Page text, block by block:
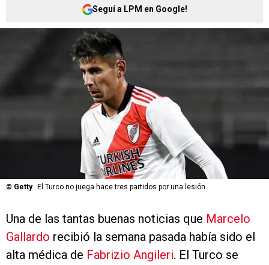
Seguí a LPM en Google!
© Getty El Turco no juega hace tres partidos por una lesión.
Una de las tantas buenas noticias que Marcelo
Gallardo recibió la semana pasada había sido el
alta médica de Fabrizio Angileri. El Turco se